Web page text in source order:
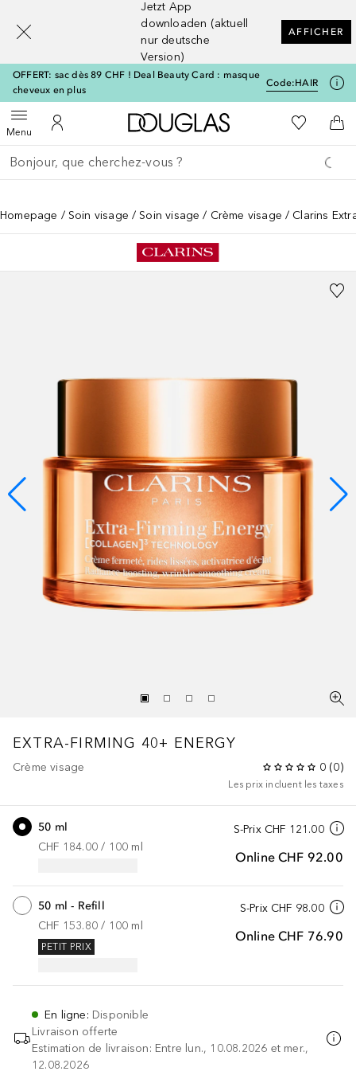
Jetzt App
downloaden (aktuell
nur deutsche
Version)
AFFICHER
OFFERT: sac dès 89 CHF ! Deal Beauty Card : masque
cheveux en plus
Code:HAIR
MenuOuvrir le menuVers Mon Compte
Vers l'accueil Douglas
Vers Ma
Retourner
Exécuter la recherche
Homepage Soin visage Soin visage Crème visage Clarins
EXTRA-FIRMING 40+ ENERGY
Crème visage 0 (0)
Les prix incluent les taxes
S-Prix CHF 121.00
Online CHF 92.00
50 ml
CHF 184.00 / 100 ml
S-Prix CHF 98.00
Online CHF 76.90
50 ml - Refill
CHF 153.80 / 100 ml
PETIT PRIX
En ligne: Disponible
Livraison offerte
Estimation de livraison: Entre lun., 10.08.2026 et mer.,
12.08.2026
[navigation.slideout.screenreader]